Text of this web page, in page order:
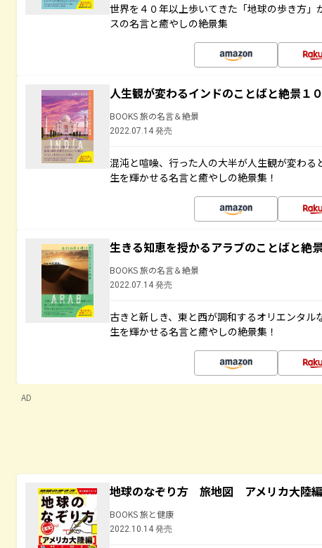
世界を４０年以上歩いてきた「地球の歩き方
スの名言と癒やしの絶景集
人生観が変わるインドのことばと絶景１
BOOKS 旅の名言＆絶景
2022.07.14 発売
混沌と喧噪、行った人の大半が人生観が変わ
生を輝かせる名言と癒やしの絶景集！
生きる知恵を授かるアラブのことばと絶
BOOKS 旅の名言＆絶景
2022.07.14 発売
古きと新しき、東と西が調和するオリエンタ
生を輝かせる名言と癒やしの絶景集！
AD
地球のなぞり方 旅地図 アメリカ大陸編
BOOKS 旅と健康
2022.10.14 発売